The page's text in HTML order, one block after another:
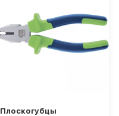
Плоскогубцы